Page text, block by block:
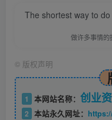
The shortest way to
做许多事情的
© 版权声明
1 本网站名称： 创业
2 本站永久网址：